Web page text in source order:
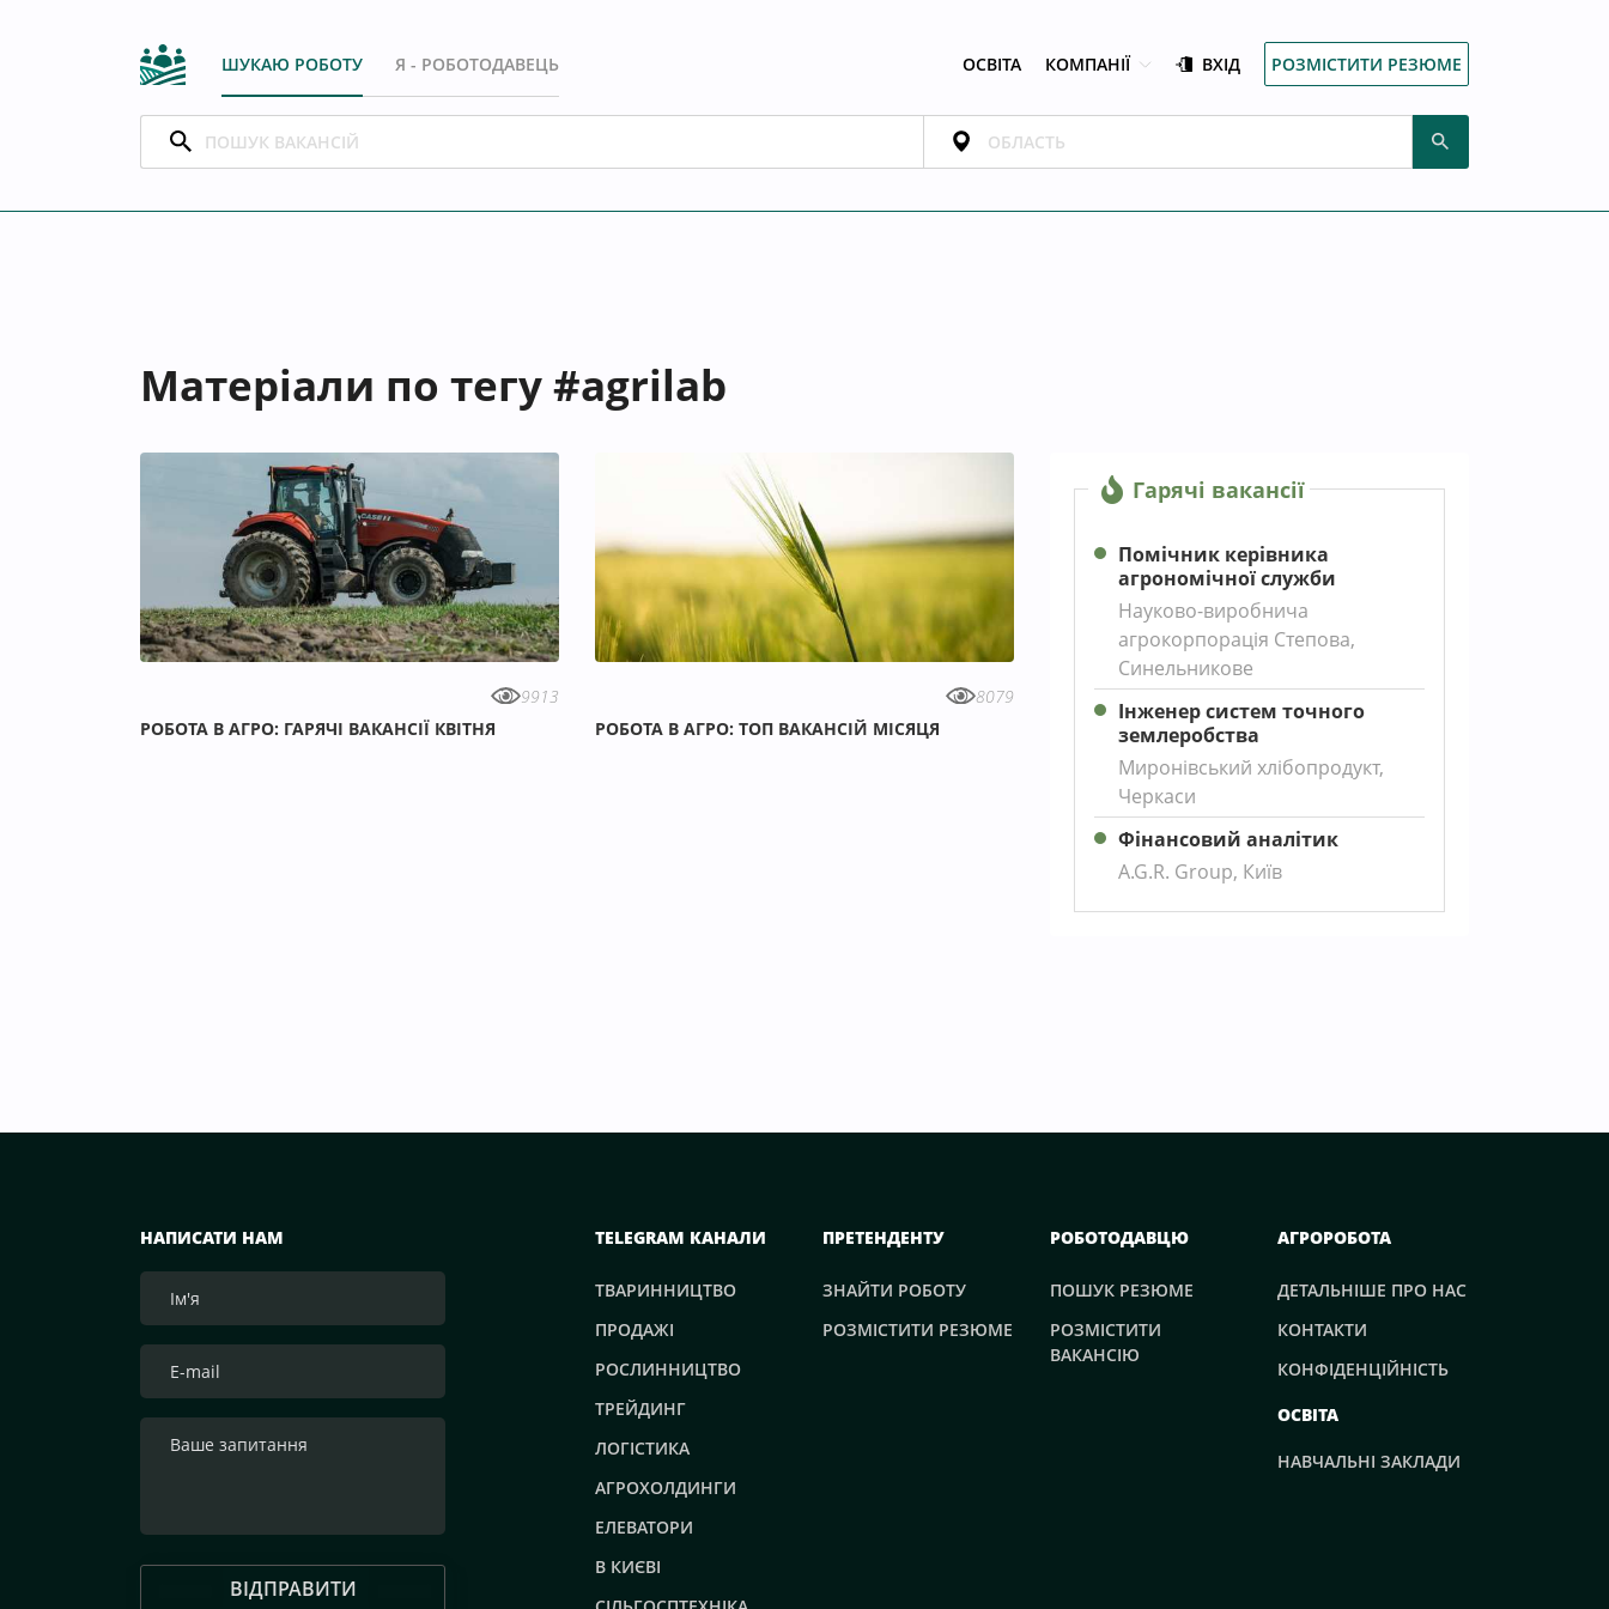
ШУКАЮ РОБОТУ Я - РОБОТОДАВЕЦЬ ОСВІТА КОМПАНІЇ ВХІД РОЗМІСТИТИ РЕЗЮМЕ
Матеріали по тегу #agrilab
9913
РОБОТА В АГРО: ГАРЯЧІ ВАКАНСІЇ КВІТНЯ
8079
РОБОТА В АГРО: ТОП ВАКАНСІЙ МІСЯЦЯ
Гарячі вакансії
Помічник керівника
агрономічної служби
Науково-виробнича
агрокорпорація Степова,
Синельникове
Інженер систем точного
землеробства
Миронівський хлібопродукт,
Черкаси
Фінансовий аналітик
A.G.R. Group, Київ
НАПИСАТИ НАМ
ВІДПРАВИТИ
TELEGRAM КАНАЛИ
ТВАРИННИЦТВО
ПРОДАЖІ
РОСЛИННИЦТВО
ТРЕЙДИНГ
ЛОГІСТИКА
АГРОХОЛДИНГИ
ЕЛЕВАТОРИ
В КИЄВІ
ПРЕТЕНДЕНТУ
ЗНАЙТИ РОБОТУ
РОЗМІСТИТИ РЕЗЮМЕ
РОБОТОДАВЦЮ
ПОШУК РЕЗЮМЕ
РОЗМІСТИТИ
ВАКАНСІЮ
АГРОРОБОТА
ДЕТАЛЬНІШЕ ПРО НАС
КОНТАКТИ
КОНФІДЕНЦІЙНІСТЬ
ОСВІТА
НАВЧАЛЬНІ ЗАКЛАДИ